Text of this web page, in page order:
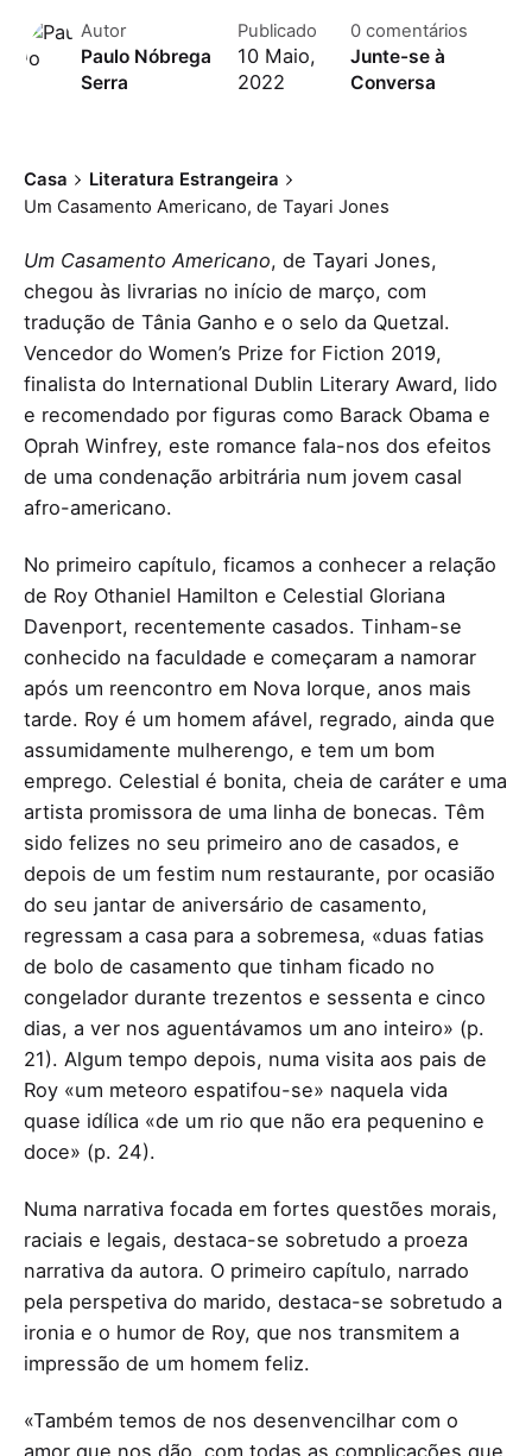
Autor
Paulo Nóbrega
Serra
Publicado
10 Maio,
2022
0 comentários
Junte-se à
Conversa
Casa
Literatura Estrangeira
Um Casamento Americano, de Tayari Jones
Um Casamento Americano, de Tayari Jones,
chegou às livrarias no início de março, com
tradução de Tânia Ganho e o selo da Quetzal.
Vencedor do Women’s Prize for Fiction 2019,
finalista do International Dublin Literary Award, lido
e recomendado por figuras como Barack Obama e
Oprah Winfrey, este romance fala-nos dos efeitos
de uma condenação arbitrária num jovem casal
afro-americano.
No primeiro capítulo, ficamos a conhecer a relação
de Roy Othaniel Hamilton e Celestial Gloriana
Davenport, recentemente casados. Tinham-se
conhecido na faculdade e começaram a namorar
após um reencontro em Nova Iorque, anos mais
tarde. Roy é um homem afável, regrado, ainda que
assumidamente mulherengo, e tem um bom
emprego. Celestial é bonita, cheia de caráter e uma
artista promissora de uma linha de bonecas. Têm
sido felizes no seu primeiro ano de casados, e
depois de um festim num restaurante, por ocasião
do seu jantar de aniversário de casamento,
regressam a casa para a sobremesa, «duas fatias
de bolo de casamento que tinham ficado no
congelador durante trezentos e sessenta e cinco
dias, a ver nos aguentávamos um ano inteiro» (p.
21). Algum tempo depois, numa visita aos pais de
Roy «um meteoro espatifou-se» naquela vida
quase idílica «de um rio que não era pequenino e
doce» (p. 24).
Numa narrativa focada em fortes questões morais,
raciais e legais, destaca-se sobretudo a proeza
narrativa da autora. O primeiro capítulo, narrado
pela perspetiva do marido, destaca-se sobretudo a
ironia e o humor de Roy, que nos transmitem a
impressão de um homem feliz.
«Também temos de nos desenvencilhar com o